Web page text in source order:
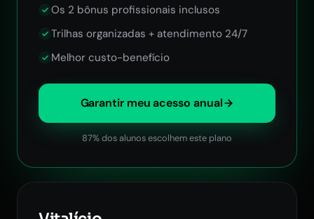
Os 2 bônus profissionais inclusos
Trilhas organizadas + atendimento 24/7
Melhor custo-benefício
Garantir meu acesso anual
87% dos alunos escolhem este plano